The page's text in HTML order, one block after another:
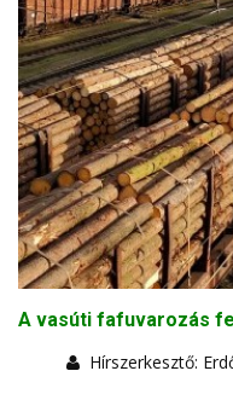
A vasúti fafuvarozás
Hírszerkesztő: